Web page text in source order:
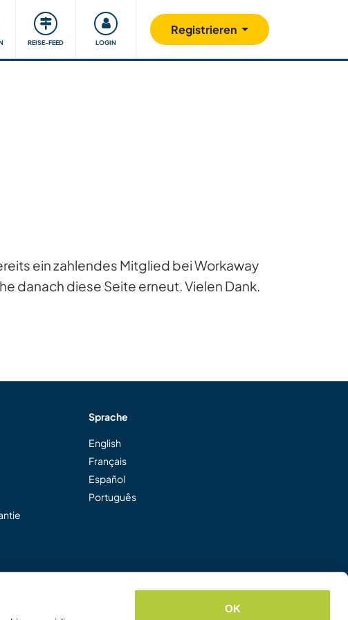
OK
REISE-FEED LOGIN
Registrieren
Unsere Community Gutes tun
ein zahlendes Mitglied bei Workaway
danach diese Seite erneut. Vielen Dank.
Sprache
English
Français
Español
Português